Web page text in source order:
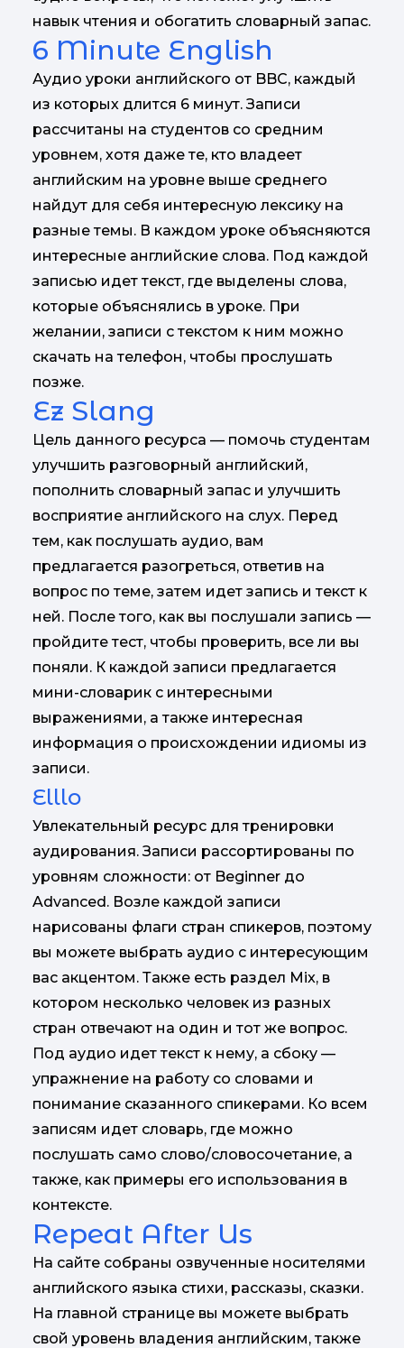
навык чтения и обогатить словарный запас.
6 Minute English
Аудио уроки английского от BBC, каждый
из которых длится 6 минут. Записи
рассчитаны на студентов со средним
уровнем, хотя даже те, кто владеет
английским на уровне выше среднего
найдут для себя интересную лексику на
разные темы. В каждом уроке объясняются
интересные английские слова. Под каждой
записью идет текст, где выделены слова,
которые объяснялись в уроке. При
желании, записи с текстом к ним можно
скачать на телефон, чтобы прослушать
позже.
Ez Slang
Цель данного ресурса — помочь студентам
улучшить разговорный английский,
пополнить словарный запас и улучшить
восприятие английского на слух. Перед
тем, как послушать аудио, вам
предлагается разогреться, ответив на
вопрос по теме, затем идет запись и текст к
ней. После того, как вы послушали запись —
пройдите тест, чтобы проверить, все ли вы
поняли. К каждой записи предлагается
мини-словарик с интересными
выражениями, а также интересная
информация о происхождении идиомы из
записи.
Elllo
Увлекательный ресурс для тренировки
аудирования. Записи рассортированы по
уровням сложности: от Beginner до
Advanced. Возле каждой записи
нарисованы флаги стран спикеров, поэтому
вы можете выбрать аудио с интересующим
вас акцентом. Также есть раздел Mix, в
котором несколько человек из разных
стран отвечают на один и тот же вопрос.
Под аудио идет текст к нему, а сбоку —
упражнение на работу со словами и
понимание сказанного спикерами. Ко всем
записям идет словарь, где можно
послушать само слово/словосочетание, а
также, как примеры его использования в
контексте.
Repeat After Us
На сайте собраны озвученные носителями
английского языка стихи, рассказы, сказки.
На главной странице вы можете выбрать
свой уровень владения английским, также